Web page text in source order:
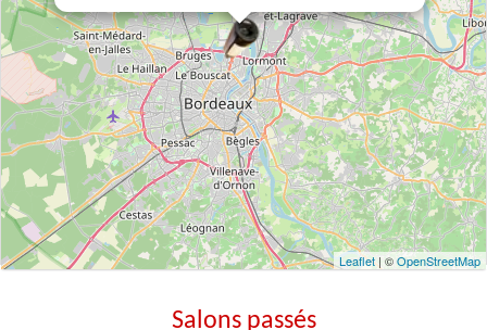
Leaflet| ©OpenStreetMap
Salons passés